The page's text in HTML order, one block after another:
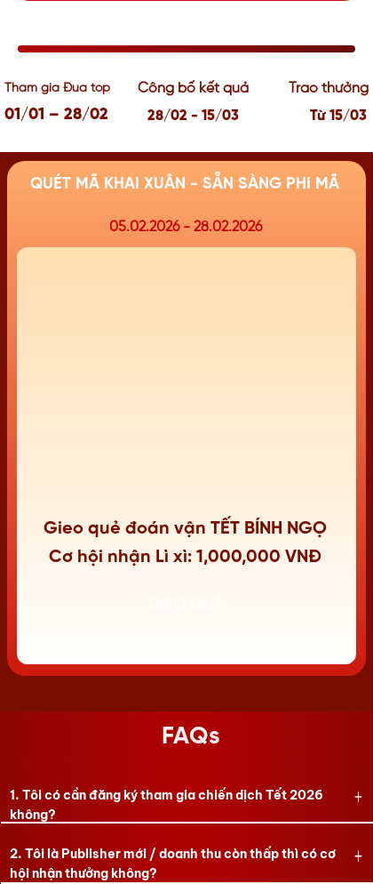
Tham gia Đua top
01/01 – 28/02
Công bố kết quả
28/02 - 15/03
Trao thưởng
Từ 15/03
QUÉT MÃ KHAI XUÂN - SẴN SÀNG PHI MÃ
05.02.2026 - 28.02.2026
Gieo quẻ đoán vận TẾT BÍNH NGỌ
Cơ hội nhận Lì xì: 1,000,000 VNĐ
FAQs
2. Tôi là Publisher mới / doanh thu còn thấp thì có cơ
hội nhận thưởng không?
1. Tôi có cần đăng ký tham gia chiến dịch Tết 2026
không?